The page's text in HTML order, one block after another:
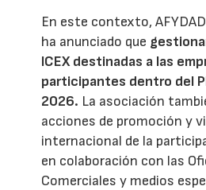
En este contexto,
ha anunciado que
ICEX destinadas a las
participantes dentro del
2026. La asociación
acciones de promoción y
internacional de la
en colaboración con las
Comerciales y medios